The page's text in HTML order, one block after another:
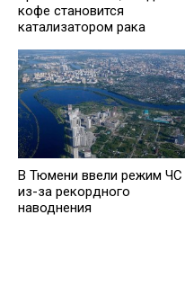
кофе становится
катализатором рака
В Тюмени ввели режим ЧС
из-за рекордного
наводнения